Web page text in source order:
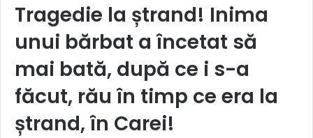
Tragedie la ștrand! Inima
unui bărbat a încetat să
mai bată, după ce i s-a
făcut, rău în timp ce era la
ștrand, în Carei!